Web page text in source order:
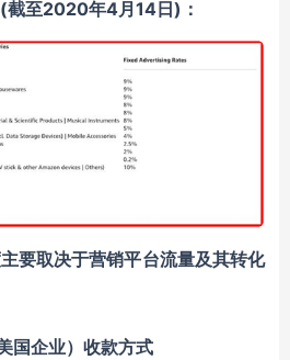
截至2020年4月14日)：
要取决于营销平台流量及其转化
国企业）收款方式